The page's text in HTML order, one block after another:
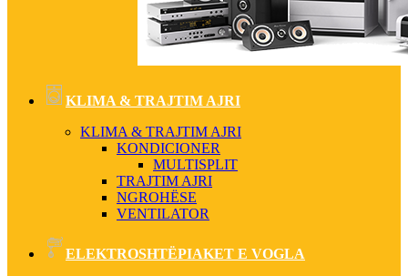
KLIMA & TRAJTIM AJRI
KLIMA & TRAJTIM AJRI
KONDICIONER
MULTISPLIT
TRAJTIM AJRI
NGROHËSE
VENTILATOR
ELEKTROSHTËPIAKET E VOGLA